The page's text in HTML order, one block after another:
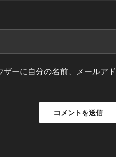
ーに自分の名前、メールアド